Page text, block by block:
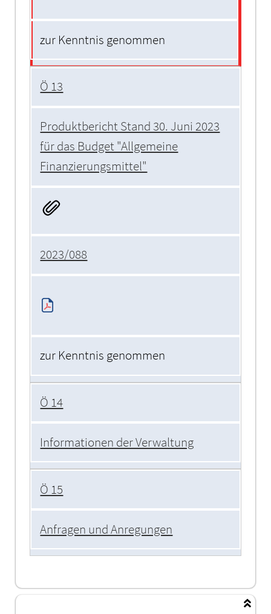
zur Kenntnis genommen
Ö 13
Produktbericht Stand 30. Juni 2023
für das Budget "Allgemeine
Finanzierungsmittel"
2023/088
zur Kenntnis genommen
Ö 14
Informationen der Verwaltung
Ö 15
Anfragen und Anregungen